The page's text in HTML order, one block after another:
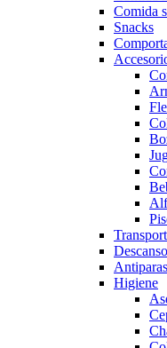
Comida
Snacks
Descanso
Higiene